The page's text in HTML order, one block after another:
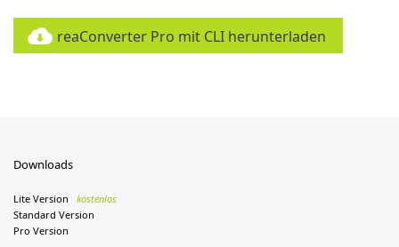
reaConverter Pro mit CLI herunterladen
Downloads
Lite Version
kostenlos
Standard Version
Pro Version